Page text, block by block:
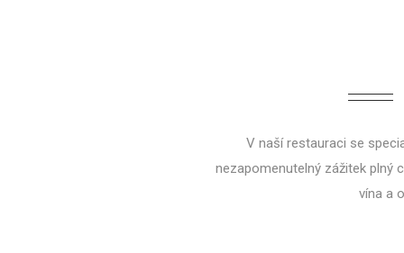
V naší restauraci se
nezapomenutelný zážitek plný
vína a